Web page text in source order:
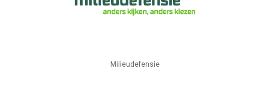
Milieudefensie